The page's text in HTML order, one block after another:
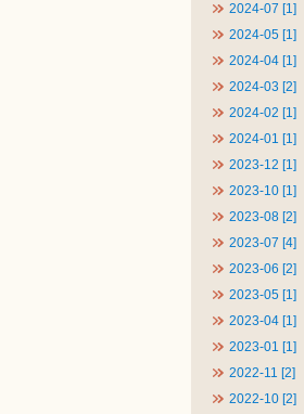
2024-07 [1]
2024-05 [1]
2024-04 [1]
2024-03 [2]
2024-02 [1]
2024-01 [1]
2023-12 [1]
2023-10 [1]
2023-08 [2]
2023-07 [4]
2023-06 [2]
2023-05 [1]
2023-04 [1]
2023-01 [1]
2022-11 [2]
2022-10 [2]